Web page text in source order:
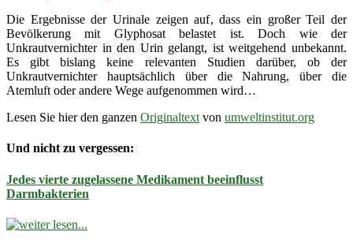
Die Ergebnisse der Urinale zeigen auf, dass ein großer Teil der
Bevölkerung mit Glyphosat belastet ist. Doch wie der
Unkrautvernichter in den Urin gelangt, ist weitgehend unbekannt.
Es gibt bislang keine relevanten Studien darüber, ob der
Unkrautvernichter hauptsächlich über die Nahrung, über die
Atemluft oder andere Wege aufgenommen wird…
Lesen Sie hier den ganzen Originaltext von umweltinstitut.org
Und nicht zu vergessen:
Jedes vierte zugelassene Medikament beeinflusst
Darmbakterien